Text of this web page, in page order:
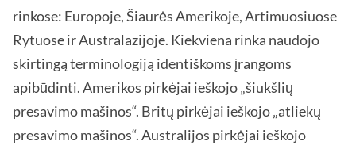
rinkose: Europoje, Šiaurės Amerikoje, Artimuosiuose
Rytuose ir Australazijoje. Kiekviena rinka naudojo
skirtingą terminologiją identiškoms įrangoms
apibūdinti. Amerikos pirkėjai ieškojo „šiukšlių
presavimo mašinos“. Britų pirkėjai ieškojo „atliekų
presavimo mašinos“. Australijos pirkėjai ieškojo